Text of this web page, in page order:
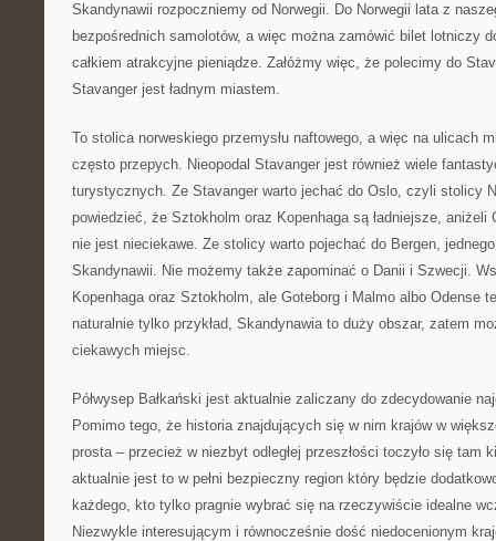
Skandynawii rozpoczniemy od Norwegii. Do Norwegii lata z
bezpośrednich samolotów, a więc można zamówić bilet lotniczy
całkiem atrakcyjne pieniądze. Załóżmy więc, że polecimy do
Stavanger jest ładnym miastem.
To stolica norweskiego przemysłu naftowego, a więc na ulicach
często przepych. Nieopodal Stavanger jest również wiele
turystycznych. Ze Stavanger warto jechać do Oslo, czyli stolicy
powiedzieć, że Sztokholm oraz Kopenhaga są ładniejsze, aniżeli
nie jest nieciekawe. Ze stolicy warto pojechać do Bergen,
Skandynawii. Nie możemy także zapominać o Danii i Szwecji.
Kopenhaga oraz Sztokholm, ale Goteborg i Malmo albo Odense
naturalnie tylko przykład, Skandynawia to duży obszar, zatem
ciekawych miejsc.
Półwysep Bałkański jest aktualnie zaliczany do zdecydowanie
Pomimo tego, że historia znajdujących się w nim krajów w
prosta – przecież w niezbyt odległej przeszłości toczyło się tam
aktualnie jest to w pełni bezpieczny region który będzie
każdego, kto tylko pragnie wybrać się na rzeczywiście idealne
Niezwykle interesującym i równocześnie dość niedocenionym